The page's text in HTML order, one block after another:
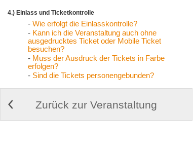
4.) Einlass und Ticketkontrolle
- Wie erfolgt die Einlasskontrolle?
- Kann ich die Veranstaltung auch ohne
ausgedrucktes Ticket oder Mobile Ticket
besuchen?
- Muss der Ausdruck der Tickets in Farbe
erfolgen?
- Sind die Tickets personengebunden?
Zurück zur Veranstaltung